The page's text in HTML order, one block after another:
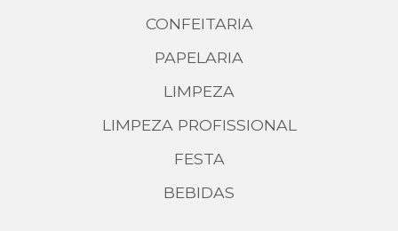
CONFEITARIA
PAPELARIA
LIMPEZA
LIMPEZA PROFISSIONAL
FESTA
BEBIDAS